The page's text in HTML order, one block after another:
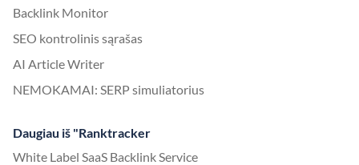
Backlink Monitor
SEO kontrolinis sąrašas
AI Article Writer
NEMOKAMAI: SERP simuliatorius
Daugiau iš "Ranktracker
White Label SaaS Backlink Service